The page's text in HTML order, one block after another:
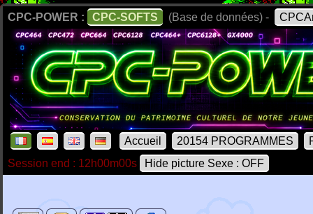
CPC-POWER : CPC-SOFTS (Base de données) -
Accueil 20154 PROGRAMMES
Session end : 12h00m00s
Hide picture Sexe : OFF